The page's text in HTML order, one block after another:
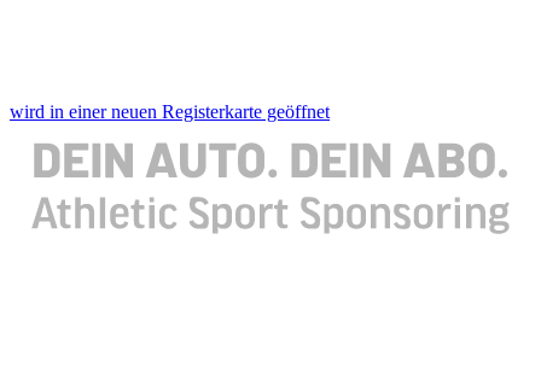
wird in einer neuen Registerkarte geöffnet